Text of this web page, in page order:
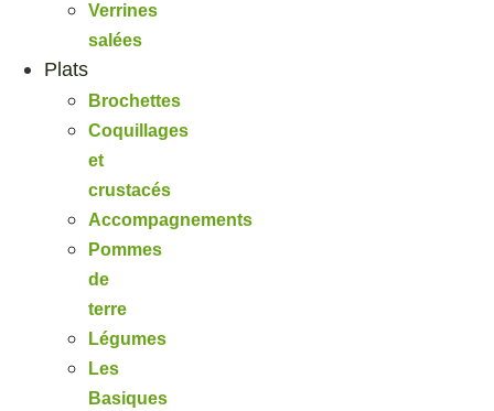
Verrines
salées
Plats
Brochettes
Coquillages
et
crustacés
Accompagnements
Pommes
de
terre
Légumes
Les
Basiques